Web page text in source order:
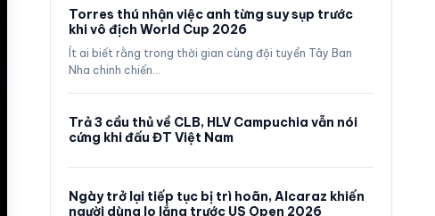
Torres thú nhận việc anh từng suy sụp trước
khi vô địch World Cup 2026
Ít ai biết rằng trong thời gian cùng đội tuyển Tây Ban
Nha chinh chiến…
Trả 3 cầu thủ về CLB, HLV Campuchia vẫn nói
cứng khi đấu ĐT Việt Nam
Ngày trở lại tiếp tục bị trì hoãn, Alcaraz khiến
người dùng lo lắng trước US Open 2026